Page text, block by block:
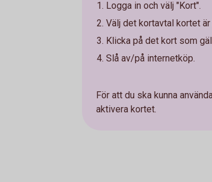
Logga in och välj "Kort".
Välj det kortavtal kortet
Klicka på det kort som
Slå av/på internetköp.
För att du ska kunna
aktivera kortet.